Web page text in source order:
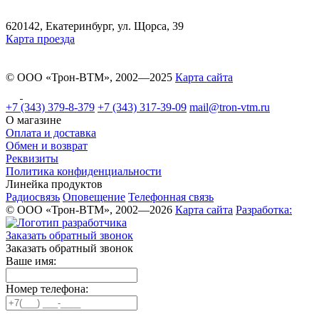
620142, Екатеринбург, ул. Щорса, 39
Карта проезда
© ООО «Трон-ВТМ», 2002—2025 Карта сайта
+7 (343) 379-8-379 +7 (343) 317-39-09 mail@tron-vtm.ru
О магазине
Оплата и доставка
Обмен и возврат
Реквизиты
Политика конфиденциальности
Линейка продуктов
Радиосвязь Оповещение Телефонная связь
© ООО «Трон-ВТМ», 2002—2026 Карта сайта Разработка:
Заказать обратный звонок
Заказать обратный звонок
Ваше имя:
Номер телефона: